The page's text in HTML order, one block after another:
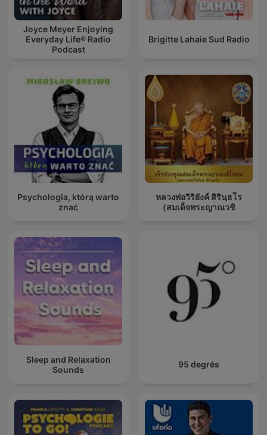
Joyce Meyer Enjoying
Everyday Life® Radio
Podcast
Brigitte Lahaie Sud Radio
Psychologia, którą warto
znać
หลวงพ่อวิริยังค์ สิรินฺธโร
(สมเด็จพระญาณวชิ
Sleep and Relaxation
Sounds
95 degrés